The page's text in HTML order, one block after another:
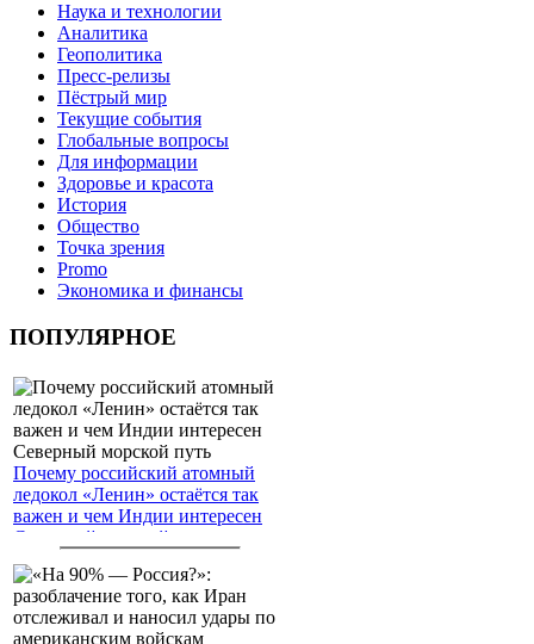
Наука и технологии
Аналитика
Геополитика
Пресс-релизы
Пёстрый мир
Текущие события
Глобальные вопросы
Для информации
Здоровье и красота
История
Общество
Точка зрения
Promo
Экономика и финансы
ПОПУЛЯРНОЕ
Почему российский атомный
ледокол «Ленин» остаётся так
важен и чем Индии интересен
Северный морской путь